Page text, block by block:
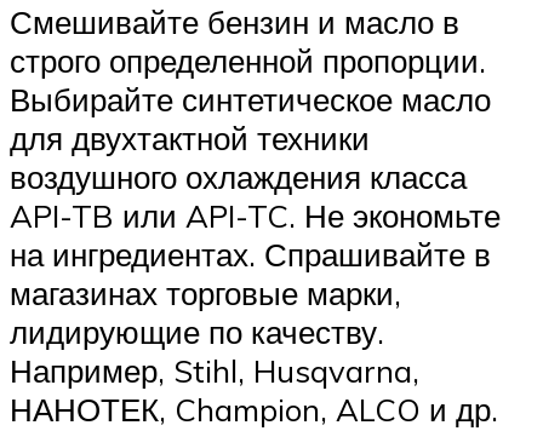
Смешивайте бензин и масло в
строго определенной пропорции.
Выбирайте синтетическое масло
для двухтактной техники
воздушного охлаждения класса
API-TB или API-TC. Не экономьте
на ингредиентах. Спрашивайте в
магазинах торговые марки,
лидирующие по качеству.
Например, Stihl, Husqvarna,
НАНОТЕК, Champion, ALCO и др.